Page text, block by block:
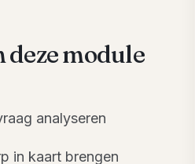
deze module
analyseren
in kaart brengen